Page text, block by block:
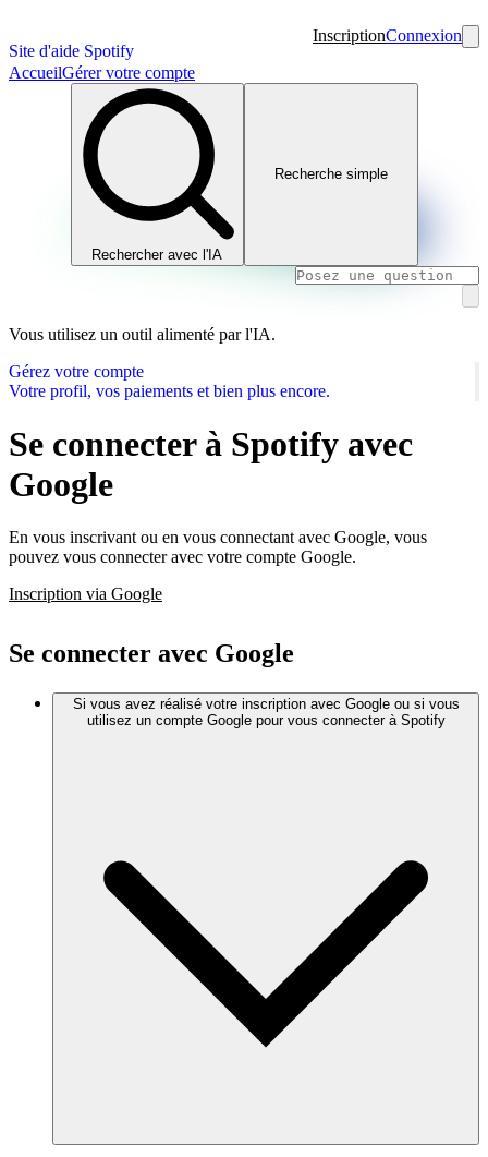
Site d'aide Spotify
InscriptionConnexion
AccueilGérer votre compte
Rechercher avec l'IA
Recherche simple
Vous utilisez un outil alimenté par l'IA.
Gérez votre compte
Votre profil, vos paiements et bien plus encore.
Se connecter à Spotify avec
Google
En vous inscrivant ou en vous connectant avec Google, vous
pouvez vous connecter avec votre compte Google.
Inscription via Google
Se connecter avec Google
Si vous avez réalisé votre inscription avec Google ou si vous
utilisez un compte Google pour vous connecter à Spotify